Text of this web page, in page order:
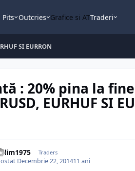
Pits Outcries Grafice si ATTraderi
SI EURRON
: 20% pina la
EURHUF SI
Traders
Decembrie 22, 201411 ani